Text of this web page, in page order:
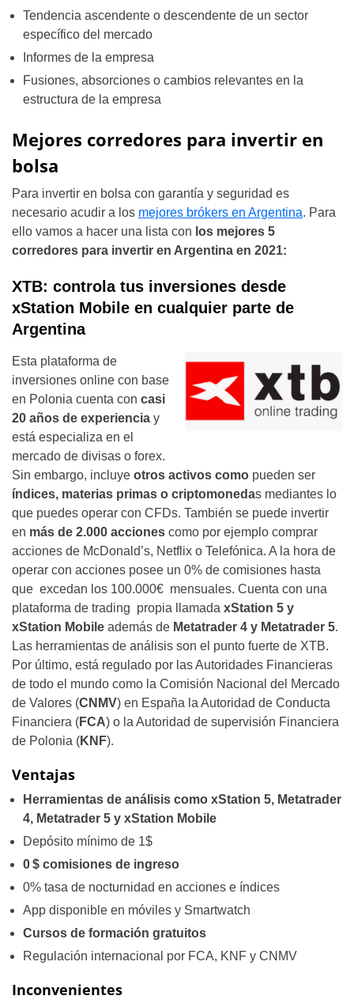
Tendencia ascendente o descendente de un sector
específico del mercado
Informes de la empresa
Fusiones, absorciones o cambios relevantes en la
estructura de la empresa
Mejores corredores para invertir en
bolsa
Para invertir en bolsa con garantía y seguridad es
necesario acudir a los mejores brókers en Argentina. Para
ello vamos a hacer una lista con los mejores 5
corredores para invertir en Argentina en 2021:
XTB: controla tus inversiones desde
xStation Mobile en cualquier parte de
Argentina
Esta plataforma de
inversiones online con base
en Polonia cuenta con casi
20 años de experiencia y
está especializa en el
mercado de divisas o forex.
Sin embargo, incluye otros activos como pueden ser
índices, materias primas o criptomonedas mediantes lo
que puedes operar con CFDs. También se puede invertir
en más de 2.000 acciones como por ejemplo comprar
acciones de McDonald’s, Netflix o Telefónica. A la hora de
operar con acciones posee un 0% de comisiones hasta
que excedan los 100.000€ mensuales. Cuenta con una
plataforma de trading propia llamada xStation 5 y
xStation Mobile además de Metatrader 4 y Metatrader 5.
Las herramientas de análisis son el punto fuerte de XTB.
Por último, está regulado por las Autoridades Financieras
de todo el mundo como la Comisión Nacional del Mercado
de Valores (CNMV) en España la Autoridad de Conducta
Financiera (FCA) o la Autoridad de supervisión Financiera
de Polonia (KNF).
Ventajas
Herramientas de análisis como xStation 5, Metatrader
4, Metatrader 5 y xStation Mobile
Depósito mínimo de 1$
0 $ comisiones de ingreso
0% tasa de nocturnidad en acciones e índices
App disponible en móviles y Smartwatch
Cursos de formación gratuitos
Regulación internacional por FCA, KNF y CNMV
Inconvenientes